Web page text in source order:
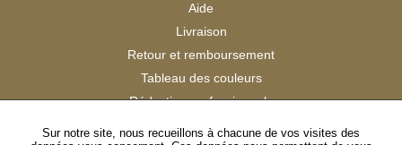
Aide
Livraison
Retour et remboursement
Tableau des couleurs
Réduction professionnels
Sur notre site, nous recueillons à chacune de vos visites des